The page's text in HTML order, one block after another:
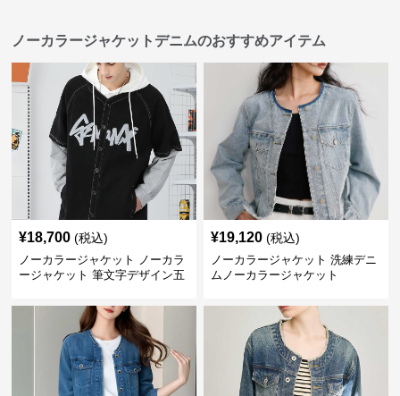
ノーカラージャケットデニムのおすすめアイテム
¥18,700 (税込)
ノーカラージャケット ノーカラ
ージャケット 筆文字デザイン五
¥19,120 (税込)
ノーカラージャケット 洗練デニ
ムノーカラージャケット